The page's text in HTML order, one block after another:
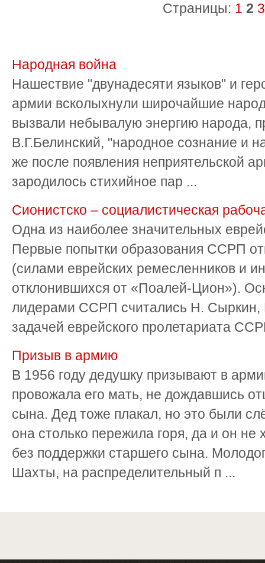
Страницы: 1 2 3
Народная война
Нашествие "двунадесяти языков" и
армии всколыхнули широчайшие
вызвали небывалую энергию народа,
В.Г.Белинский, "народное сознание и
же после появления неприятельской
зародилось стихийное пар ...
Сионистско – социалистическая
Одна из наиболее значительных
Первые попытки образования ССРП
(силами еврейских ремесленников и
отклонившихся от «Поалей-Цион»).
лидерами ССРП считались Н. Сыркин,
задачей еврейского пролетариата
Призыв в армию
В 1956 году дедушку призывают в
провожала его мать, не дождавшись
сына. Дед тоже плакал, но это были
она столько пережила горя, да и он не
без поддержки старшего сына.
Шахты, на распределительный п ...